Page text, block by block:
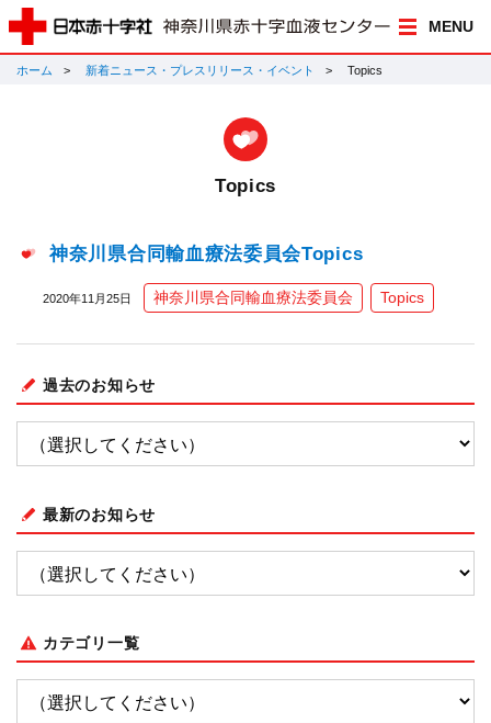
MENU
ホーム 新着ニュース・プレスリリース・イベント Topics
Topics
神奈川県合同輸血療法委員会Topics
2020年11月25日 神奈川県合同輸血療法委員会 Topics
過去のお知らせ
最新のお知らせ
カテゴリ一覧